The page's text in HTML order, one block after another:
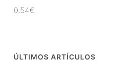
0,54€
ÚLTIMOS ARTÍCULOS